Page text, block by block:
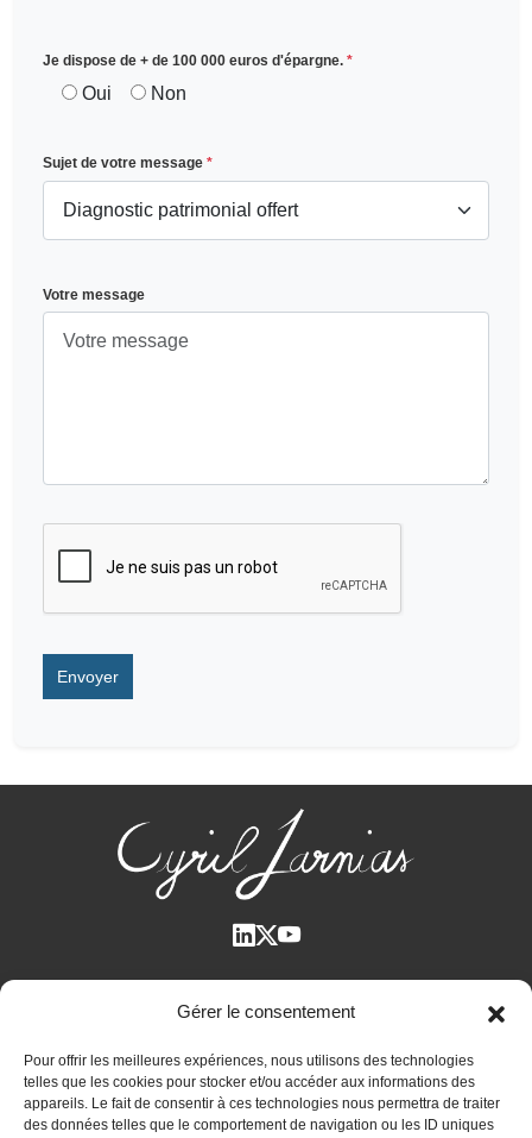
Gérer le consentement
Pour offrir les meilleures expériences, nous utilisons des technologies
telles que les cookies pour stocker et/ou accéder aux informations des
appareils. Le fait de consentir à ces technologies nous permettra de traiter
des données telles que le comportement de navigation ou les ID uniques
Je dispose de + de 100 000 euros d'épargne. *
Oui Non
Sujet de votre message *
Votre message
Plan des articles
Cyril Jarnias dans la Presse